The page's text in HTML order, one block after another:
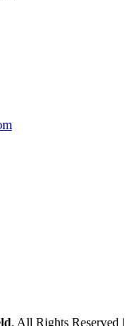
. All Rights Reserved |